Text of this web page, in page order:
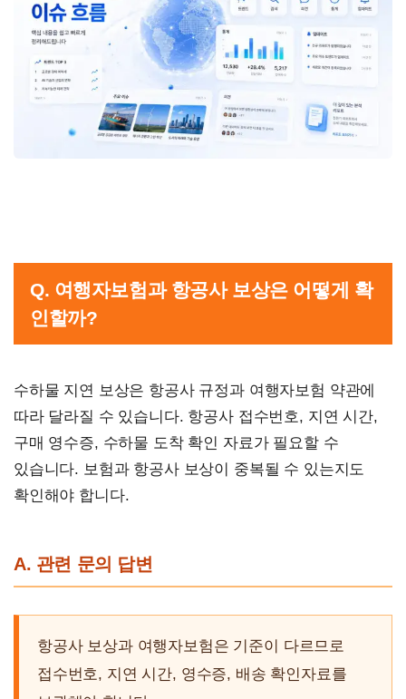
Q. 여행자보험과 항공사 보상은 어떻게 확
인할까?
수하물 지연 보상은 항공사 규정과 여행자보험 약관에
따라 달라질 수 있습니다. 항공사 접수번호, 지연 시간,
구매 영수증, 수하물 도착 확인 자료가 필요할 수
있습니다. 보험과 항공사 보상이 중복될 수 있는지도
확인해야 합니다.
A. 관련 문의 답변
항공사 보상과 여행자보험은 기준이 다르므로
접수번호, 지연 시간, 영수증, 배송 확인자료를